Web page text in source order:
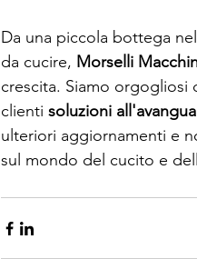
Da una piccola bottega
da cucire, Morselli
crescita. Siamo orgogliosi
clienti soluzioni
ulteriori aggiornamenti e
sul mondo del cucito e